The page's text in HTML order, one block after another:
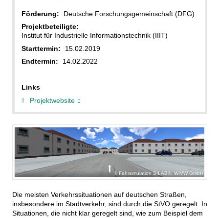
Förderung:
Deutsche Forschungsgemeinschaft (DFG)
Projektbeteiligte:
Institut für Industrielle Informationstechnik (IIIT)
Starttermin:
15.02.2019
Endtermin:
14.02.2022
Links
Projektwebsite
Fahrsimulation SILAB®, WIVW GmbH
Die meisten Verkehrssituationen auf deutschen Straßen,
insbesondere im Stadtverkehr, sind durch die StVO geregelt. In
Situationen, die nicht klar geregelt sind, wie zum Beispiel dem